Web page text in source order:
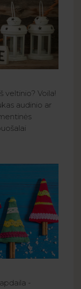
veltinio? Voila!
audinio ar
-